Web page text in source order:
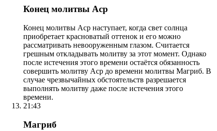
Конец молитвы Аср
Конец молитвы Аср наступает, когда свет солнца
приобретает красноватый оттенок и его можно
рассматривать невооруженным глазом. Считается
грешным откладывать молитву за этот момент. Однако
после истечения этого времени остаётся обязанность
совершить молитву Аср до времени молитвы Магриб. В
случае чрезвычайных обстоятельств разрешается
выполнять молитву даже после истечения этого
времени.
21:43
Магриб